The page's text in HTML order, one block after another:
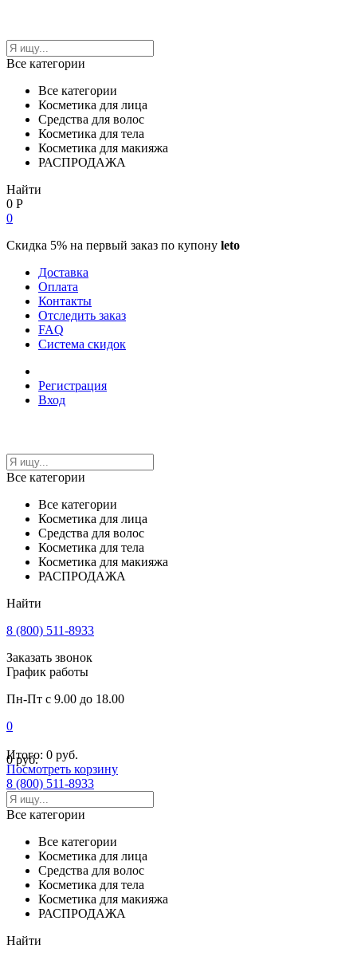
Все категории
Все категории
Косметика для лица
Средства для волос
Косметика для тела
Косметика для макияжа
РАСПРОДАЖА
Найти
0 Р
0
Скидка 5% на первый заказ по купону leto
Доставка
Оплата
Контакты
Отследить заказ
FAQ
Система скидок
Регистрация
Вход
Все категории
Все категории
Косметика для лица
Средства для волос
Косметика для тела
Косметика для макияжа
РАСПРОДАЖА
Найти
8 (800) 511-8933
Заказать звонок
График работы
Пн-Пт с 9.00 до 18.00
0
0 руб.
Итого: 0 руб.
Посмотреть корзину
8 (800) 511-8933
Все категории
Все категории
Косметика для лица
Средства для волос
Косметика для тела
Косметика для макияжа
РАСПРОДАЖА
Найти